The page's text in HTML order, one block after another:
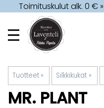
Toimituskulut alk. 0 € »
Tuotteet ‪» Silkkikukat ‪»
MR. PLANT